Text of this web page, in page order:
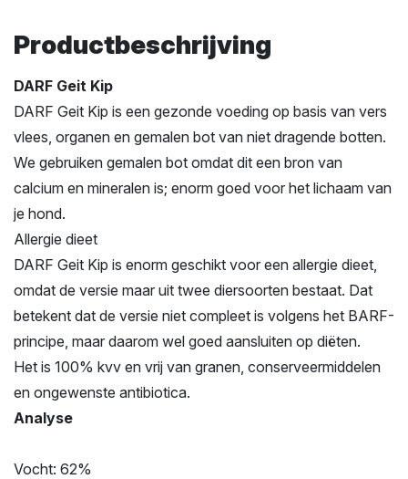
Productbeschrijving
DARF Geit Kip
DARF Geit Kip is een gezonde voeding op basis van vers
vlees, organen en gemalen bot van niet dragende botten.
We gebruiken gemalen bot omdat dit een bron van
calcium en mineralen is; enorm goed voor het lichaam van
je hond.
Allergie dieet
DARF Geit Kip is enorm geschikt voor een allergie dieet,
omdat de versie maar uit twee diersoorten bestaat. Dat
betekent dat de versie niet compleet is volgens het BARF-
principe, maar daarom wel goed aansluiten op diëten.
Het is 100% kvv en vrij van granen, conserveermiddelen
en ongewenste antibiotica.
Analyse
Vocht: 62%